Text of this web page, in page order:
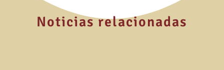
Noticias relacionadas